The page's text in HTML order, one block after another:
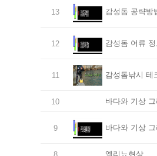
13 감성돔 공략방
12 감성돔 어류
11 감성돔낚시 테
10 바다와 기상
9 바다와 기상
엘리뇨현상